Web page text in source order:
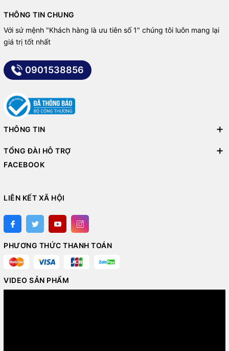
THÔNG TIN CHUNG
Với sứ mệnh "Khách hàng là ưu tiên số 1" chúng tôi luôn mang lại
giá trị tốt nhất
0901538856
THÔNG TIN
TỔNG ĐÀI HỖ TRỢ
FACEBOOK
LIÊN KẾT XÃ HỘI
PHƯƠNG THỨC THANH TOÁN
VIDEO SẢN PHẨM